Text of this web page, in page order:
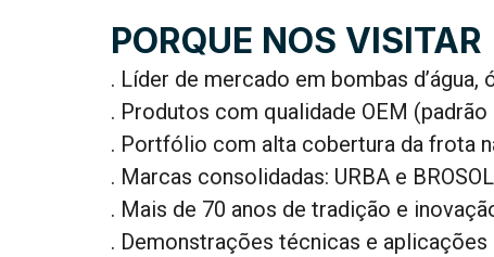
PORQUE NOS VISITAR
. Líder de mercado em bombas
. Produtos com qualidade OEM
. Portfólio com alta cobertura da frota
. Marcas consolidadas: URBA e BROSOL
. Mais de 70 anos de tradição e
. Demonstrações técnicas e aplicações